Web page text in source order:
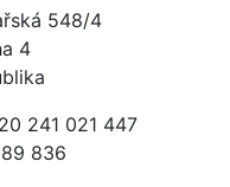
548/4
4
241 021 447
836